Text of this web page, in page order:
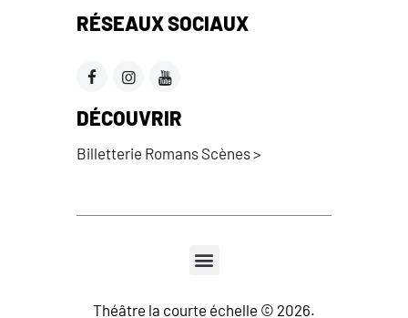
RÉSEAUX SOCIAUX
DÉCOUVRIR
Billetterie Romans Scènes >
Théâtre la courte échelle © 2026.